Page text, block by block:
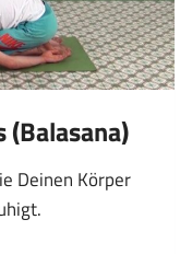
(Balasana)
Deinen Körper